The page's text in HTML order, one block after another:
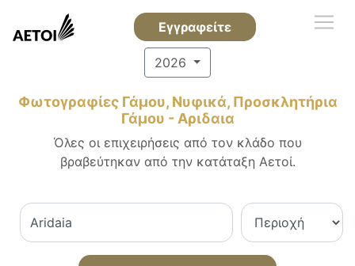
Εγγραφείτε
2026
Φωτογραφίες Γάμου, Νυφικά, Προσκλητήρια
Γάμου - Αριδαια
Όλες οι επιχειρήσεις από τον κλάδο που
βραβεύτηκαν από την κατάταξη Αετοί.